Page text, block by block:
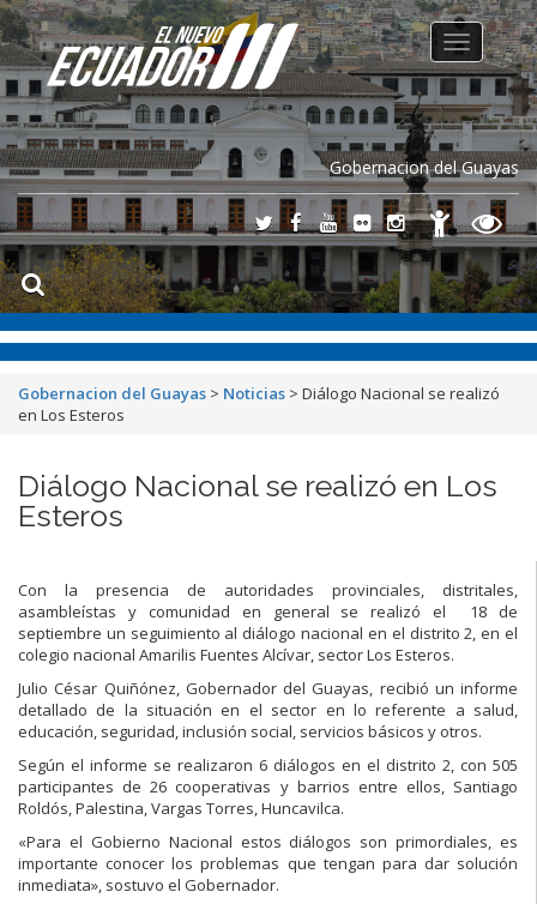
Gobernacion del Guayas
Toggle
navigation
Gobernacion del Guayas > Noticias > Diálogo Nacional se realizó
en Los Esteros
Diálogo Nacional se realizó en Los
Esteros
Con la presencia de autoridades provinciales, distritales,
asambleístas y comunidad en general se realizó el 18 de
septiembre un seguimiento al diálogo nacional en el distrito 2, en el
colegio nacional Amarilis Fuentes Alcívar, sector Los Esteros.
Julio César Quiñónez, Gobernador del Guayas, recibió un informe
detallado de la situación en el sector en lo referente a salud,
educación, seguridad, inclusión social, servicios básicos y otros.
Según el informe se realizaron 6 diálogos en el distrito 2, con 505
participantes de 26 cooperativas y barrios entre ellos, Santiago
Roldós, Palestina, Vargas Torres, Huncavilca.
«Para el Gobierno Nacional estos diálogos son primordiales, es
importante conocer los problemas que tengan para dar solución
inmediata», sostuvo el Gobernador.